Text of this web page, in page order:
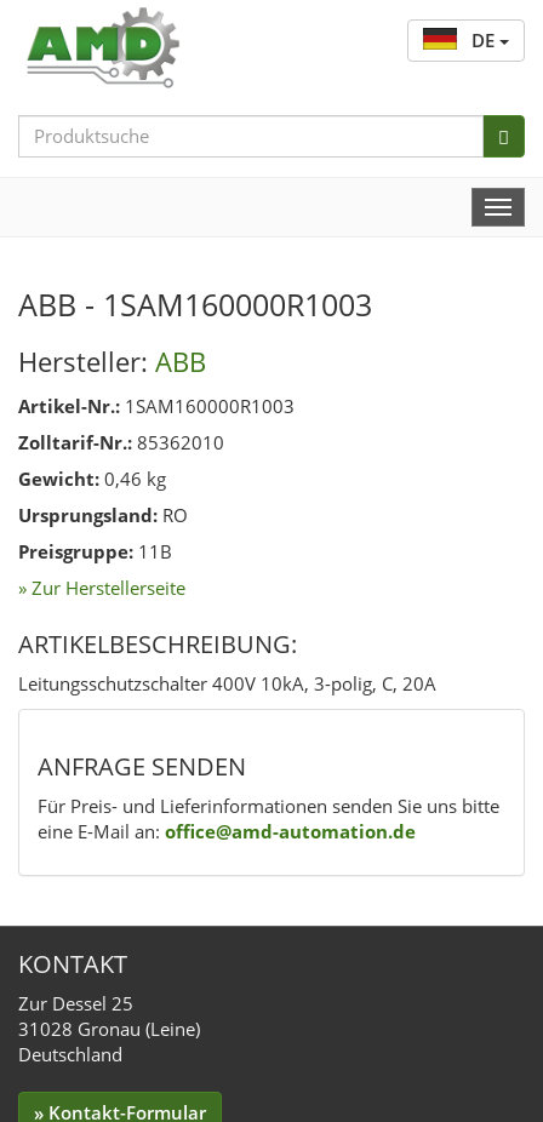
DE
Search
Bar
ABB - 1SAM160000R1003
Hersteller: ABB
Artikel-Nr.: 1SAM160000R1003
Zolltarif-Nr.: 85362010
Gewicht: 0,46 kg
Ursprungsland: RO
Preisgruppe: 11B
» Zur Herstellerseite
ARTIKELBESCHREIBUNG:
Leitungsschutzschalter 400V 10kA, 3-polig, C, 20A
ANFRAGE SENDEN
Für Preis- und Lieferinformationen senden Sie uns bitte
eine E-Mail an: office@amd-automation.de
KONTAKT
Zur Dessel 25
31028 Gronau (Leine)
Deutschland
» Kontakt-Formular